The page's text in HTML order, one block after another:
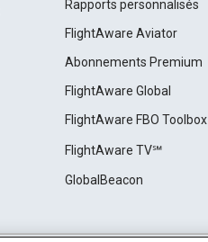
Rapports personnalisés
FlightAware Aviator
Abonnements Premium
FlightAware Global
FlightAware FBO Toolbox
FlightAware TV℠
GlobalBeacon